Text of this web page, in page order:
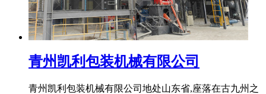
青州凯利包装机械有限公司
青州凯利包装机械有限公司地处山东省,座落在古九州之